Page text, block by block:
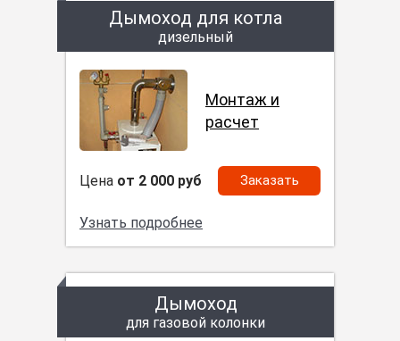
Дымоход для котла
дизельный
Монтаж и
расчет
Цена от 2 000 руб Заказать
Узнать подробнее
Дымоход
для газовой колонки